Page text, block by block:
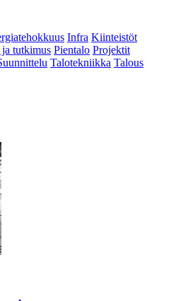
Infra Kiinteistöt
tutkimus Pientalo Projektit
Talotekniikka Talous